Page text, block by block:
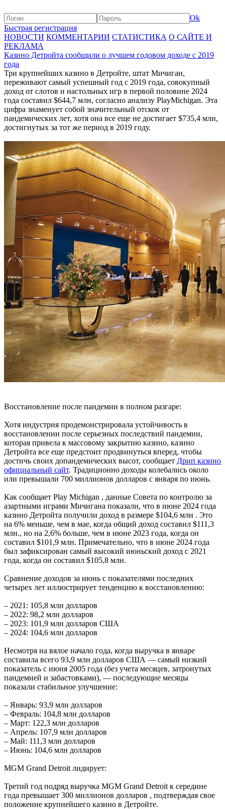
Ok
Быстрая регистрация
НОВОСТИ КОММЕНТАРИИ СТАТИСТИКА О САЙТЕ И
РЕКЛАМА
Казино Детройта сообщили о лучшем годовом доходе с 2019
года
Три крупнейших казино в Детройте, штат Мичиган,
переживают самый успешный год с 2019 года, совокупный
доход от слотов и настольных игр в первой половине 2024
года составил $644,7 млн, согласно анализу PlayMichigan. Эта
цифра знаменует собой значительный отскок от
пандемических лет, хотя она все еще не достигает $735,4 млн,
достигнутых за тот же период в 2019 году.
Восстановление после пандемии в полном разгаре:
Хотя индустрия продемонстрировала устойчивость в
восстановлении после серьезных последствий пандемии,
которая привела к массовому закрытию казино, казино
Детройта все еще предстоит продвинуться вперед, чтобы
достичь своих допандемических высот, сообщает Дрип казино
официальный сайт. Традиционно доходы колебались около
или превышали 700 миллионов долларов с января по июнь.
Как сообщает Play Michigan , данные Совета по контролю за
азартными играми Мичигана показали, что в июне 2024 года
казино Детройта получили доход в размере $104,6 млн . Это
на 6% меньше, чем в мае, когда общий доход составил $111,3
млн., но на 2,6% больше, чем в июне 2023 года, когда он
составил $101,9 млн. Примечательно, что в июне 2024 года
был зафиксирован самый высокий июньский доход с 2021
года, когда он составил $105,8 млн.
Сравнение доходов за июнь с показателями последних
четырех лет иллюстрирует тенденцию к восстановлению:
– 2021: 105,8 млн долларов
– 2022: 98,2 млн долларов
– 2023: 101,9 млн долларов США
– 2024: 104,6 млн долларов
Несмотря на вялое начало года, когда выручка в январе
составила всего 93,9 млн долларов США — самый низкий
показатель с июня 2005 года (без учета месяцев, затронутых
пандемией и забастовками), — последующие месяцы
показали стабильное улучшение:
– Январь: 93,9 млн долларов
– Февраль: 104,8 млн долларов
– Март: 122,3 млн долларов
– Апрель: 107,9 млн долларов
– Май: 111,3 млн долларов
– Июнь: 104,6 млн долларов
MGM Grand Detroit лидирует:
Третий год подряд выручка MGM Grand Detroit к середине
года превышает 300 миллионов долларов , подтверждая свое
положение крупнейшего казино в Детройте.